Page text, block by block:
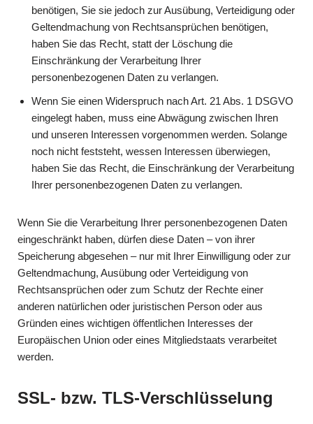
benötigen, Sie sie jedoch zur Ausübung, Verteidigung oder
Geltendmachung von Rechtsansprüchen benötigen,
haben Sie das Recht, statt der Löschung die
Einschränkung der Verarbeitung Ihrer
personenbezogenen Daten zu verlangen.
Wenn Sie einen Widerspruch nach Art. 21 Abs. 1 DSGVO
eingelegt haben, muss eine Abwägung zwischen Ihren
und unseren Interessen vorgenommen werden. Solange
noch nicht feststeht, wessen Interessen überwiegen,
haben Sie das Recht, die Einschränkung der Verarbeitung
Ihrer personenbezogenen Daten zu verlangen.
Wenn Sie die Verarbeitung Ihrer personenbezogenen Daten
eingeschränkt haben, dürfen diese Daten – von ihrer
Speicherung abgesehen – nur mit Ihrer Einwilligung oder zur
Geltendmachung, Ausübung oder Verteidigung von
Rechtsansprüchen oder zum Schutz der Rechte einer
anderen natürlichen oder juristischen Person oder aus
Gründen eines wichtigen öffentlichen Interesses der
Europäischen Union oder eines Mitgliedstaats verarbeitet
werden.
SSL- bzw. TLS-Verschlüsselung